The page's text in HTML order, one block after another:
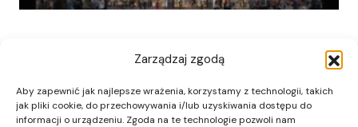
Zarządzaj zgodą
Aby zapewnić jak najlepsze wrażenia, korzystamy z technologii, takich
jak pliki cookie, do przechowywania i/lub uzyskiwania dostępu do
informacji o urządzeniu. Zgoda na te technologie pozwoli nam